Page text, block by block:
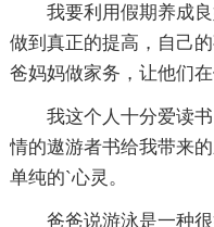
我要利用假期养成
做到真正的提高，自己
爸妈妈做家务，让他们
我这个人十分爱读
情的遨游者书给我带来
单纯的`心灵。
爸爸说游泳是一种